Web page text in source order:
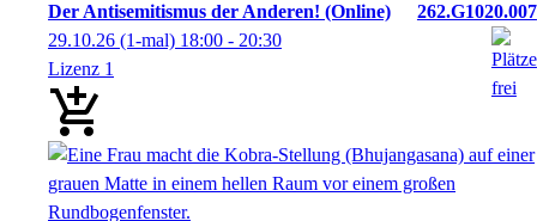
Der Antisemitismus der Anderen! (Online)
262.G1020.007
29.10.26 (1-mal) 18:00 - 20:30
Lizenz 1